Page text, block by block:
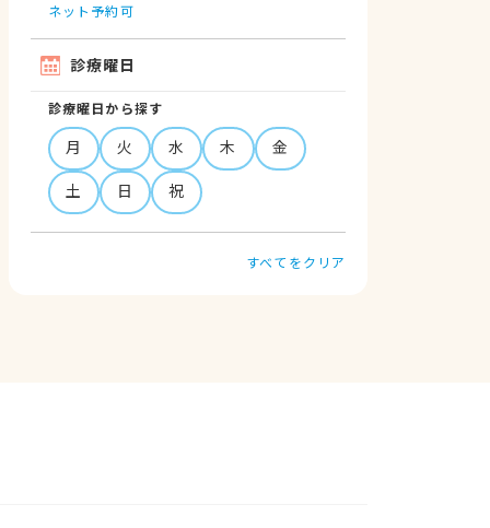
ネット予約可
診療曜日
診療曜日から探す
月 火 水 木
金
土
日 祝
すべてをクリア